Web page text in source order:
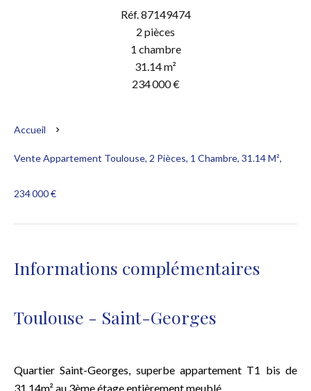
Réf. 87149474
2 pièces
1 chambre
31.14 m²
234 000 €
Accueil
Vente Appartement Toulouse, 2 Pièces, 1 Chambre, 31.14 M²,
234 000 €
Informations complémentaires
Toulouse - Saint-Georges
Quartier Saint-Georges, superbe appartement T1 bis de
31.14m² au 3ème étage entièrement meublé.